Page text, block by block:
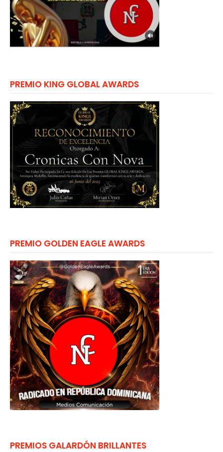
PREMIO KING GLOBAL AWARDS
PREMIO GOLDEN EAGLE AWARDS
PREMIOS GALARDÓN BRILLANTES